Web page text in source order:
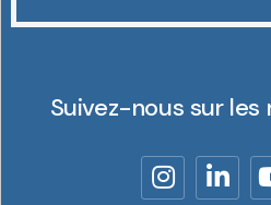
Suivez-nous sur les